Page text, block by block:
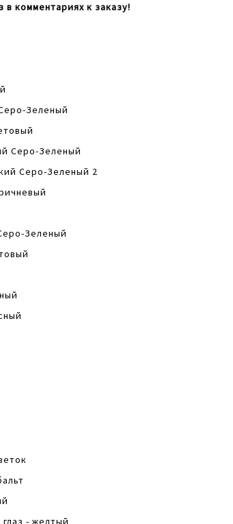
в комментариях к заказу!
Зеленый
Серо-Зеленый
Серо-Зеленый 2
Зеленый
- желтый